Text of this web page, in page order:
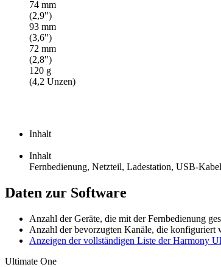
74 mm
(2,9")
93 mm
(3,6")
72 mm
(2,8")
120 g
(4,2 Unzen)
Inhalt
Inhalt
Fernbedienung, Netzteil, Ladestation, USB-
Daten zur Software
Anzahl der Geräte, die mit der Fernbedienung
Anzahl der bevorzugten Kanäle, die konfiguriert
Anzeigen der vollständigen Liste der Harmony
Ultimate One